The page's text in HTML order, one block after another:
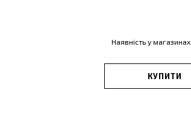
Наявність у магазинах
КУПИТИ